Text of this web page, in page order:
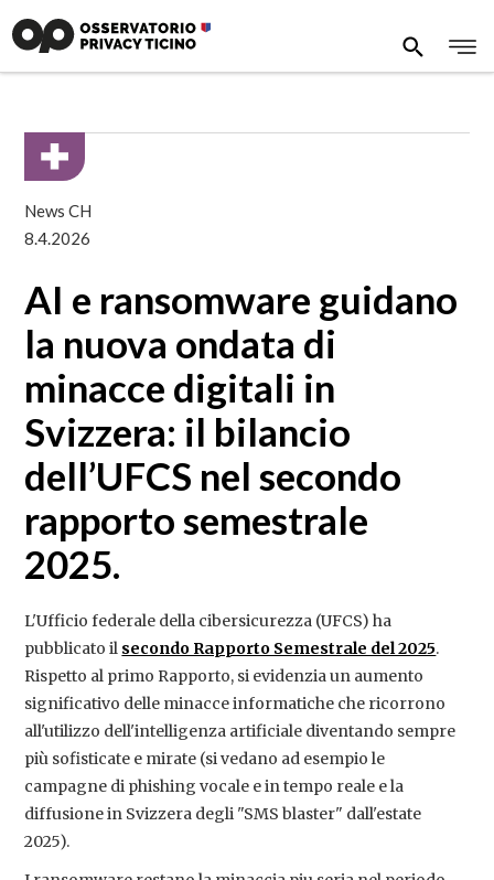
News CH
8.4.2026
AI e ransomware guidano
la nuova ondata di
minacce digitali in
Svizzera: il bilancio
dell’UFCS nel secondo
rapporto semestrale
2025.
L'Ufficio federale della cibersicurezza (UFCS) ha
pubblicato il secondo Rapporto Semestrale del 2025.
Rispetto al primo Rapporto, si evidenzia un aumento
significativo delle minacce informatiche che ricorrono
all'utilizzo dell'intelligenza artificiale diventando sempre
più sofisticate e mirate (si vedano ad esempio le
campagne di phishing vocale e in tempo reale e la
diffusione in Svizzera degli "SMS blaster" dall'estate
2025).